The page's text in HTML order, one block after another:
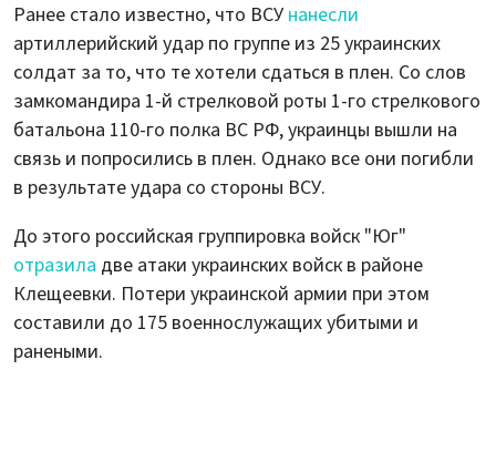
Ранее стало известно, что ВСУ нанесли
артиллерийский удар по группе из 25 украинских
солдат за то, что те хотели сдаться в плен. Со слов
замкомандира 1-й стрелковой роты 1-го стрелкового
батальона 110-го полка ВС РФ, украинцы вышли на
связь и попросились в плен. Однако все они погибли
в результате удара со стороны ВСУ.
До этого российская группировка войск "Юг"
отразила две атаки украинских войск в районе
Клещеевки. Потери украинской армии при этом
составили до 175 военнослужащих убитыми и
ранеными.